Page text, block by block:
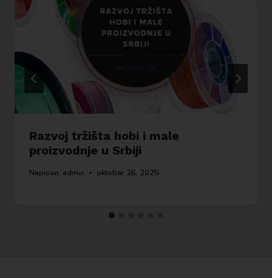
Razvoj tržišta hobi i male
proizvodnje u Srbiji
Napisao: admin oktobar 26, 2025